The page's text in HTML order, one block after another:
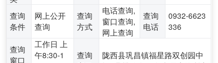
查询
条件
网上公开
查询
查询
方式
电话查询,
窗口查询,
网上查询
查询
电话
0932-6623
336
查询
窗口
工作日 上
午8:30-1
查询
陇西县巩昌镇福星路双创园中